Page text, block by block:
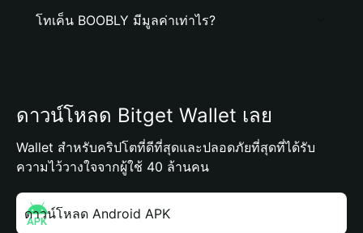
โทเค็น BOOBLY มีมูลค่าเท่าไร?
ดาวน์โหลด Bitget Wallet เลย
Wallet สำหรับคริปโตที่ดีที่สุดและปลอดภัยที่สุดที่ได้รับ
ความไว้วางใจจากผู้ใช้ 40 ล้านคน
ดาวน์โหลด Android APK